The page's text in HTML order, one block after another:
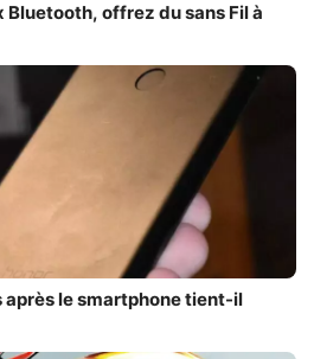
Bluetooth, offrez du sans Fil à
après le smartphone tient-il